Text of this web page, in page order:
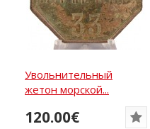
Увольнительный
жетон морской...
120.00€